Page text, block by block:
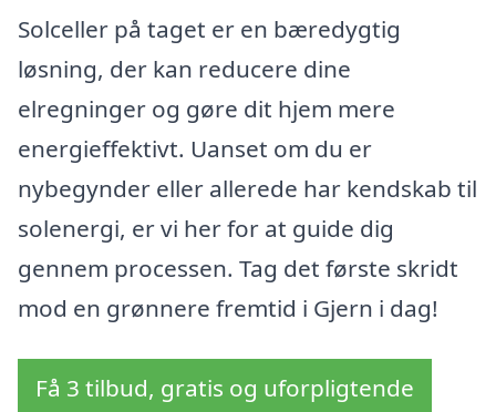
Solceller på taget er en bæredygtig
løsning, der kan reducere dine
elregninger og gøre dit hjem mere
energieffektivt. Uanset om du er
nybegynder eller allerede har kendskab til
solenergi, er vi her for at guide dig
gennem processen. Tag det første skridt
mod en grønnere fremtid i Gjern i dag!
Få 3 tilbud, gratis og uforpligtende